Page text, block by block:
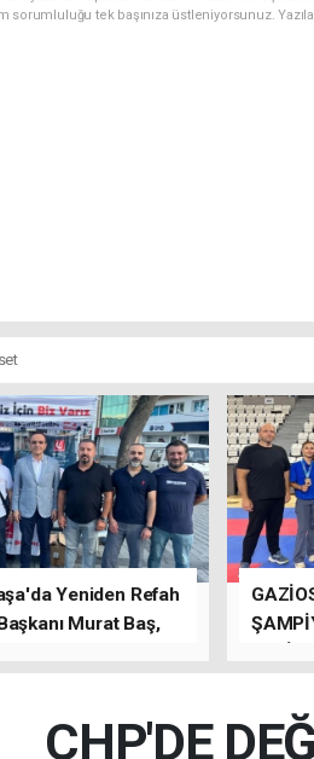
sorumluluğu tek başınıza üstleniyorsunuz.
Yeniden Refah
Murat Baş,
CHP'DE